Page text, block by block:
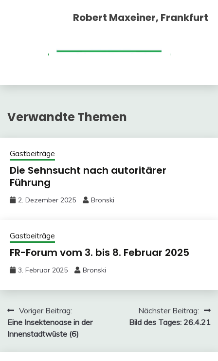
Robert Maxeiner, Frankfurt
Verwandte Themen
Gastbeiträge
Die Sehnsucht nach autoritärer
Führung
2. Dezember 2025 Bronski
Gastbeiträge
FR-Forum vom 3. bis 8. Februar 2025
3. Februar 2025 Bronski
Beitragsnavigation
Voriger Beitrag:
Eine Insektenoase in der
Innenstadtwüste (6)
Nächster Beitrag:
Bild des Tages: 26.4.21